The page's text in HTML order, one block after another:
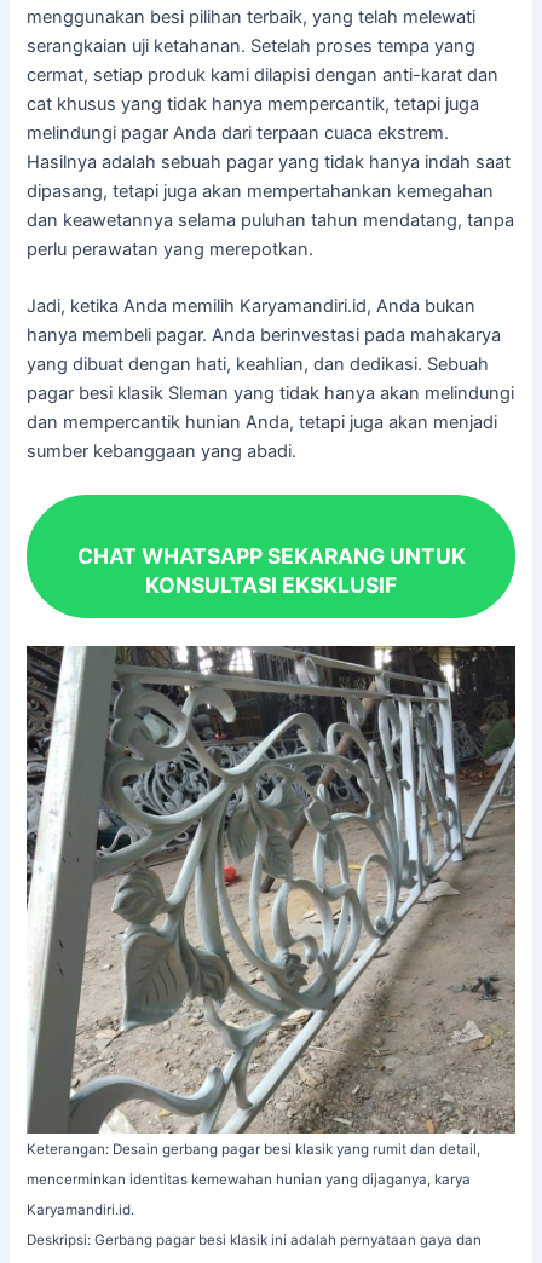
menggunakan besi pilihan terbaik, yang telah melewati
serangkaian uji ketahanan. Setelah proses tempa yang
cermat, setiap produk kami dilapisi dengan anti-karat dan
cat khusus yang tidak hanya mempercantik, tetapi juga
melindungi pagar Anda dari terpaan cuaca ekstrem.
Hasilnya adalah sebuah pagar yang tidak hanya indah saat
dipasang, tetapi juga akan mempertahankan kemegahan
dan keawetannya selama puluhan tahun mendatang, tanpa
perlu perawatan yang merepotkan.
Jadi, ketika Anda memilih Karyamandiri.id, Anda bukan
hanya membeli pagar. Anda berinvestasi pada mahakarya
yang dibuat dengan hati, keahlian, dan dedikasi. Sebuah
pagar besi klasik Sleman yang tidak hanya akan melindungi
dan mempercantik hunian Anda, tetapi juga akan menjadi
sumber kebanggaan yang abadi.
CHAT WHATSAPP SEKARANG UNTUK
KONSULTASI EKSKLUSIF
Keterangan: Desain gerbang pagar besi klasik yang rumit dan detail,
mencerminkan identitas kemewahan hunian yang dijaganya, karya
Karyamandiri.id.
Deskripsi: Gerbang pagar besi klasik ini adalah pernyataan gaya dan